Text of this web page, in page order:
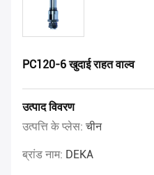
PC120-6 खुदाई राहत वाल्व
उत्पाद विवरण
उत्पत्ति के प्लेस:चीन
ब्रांड नाम: DEKA